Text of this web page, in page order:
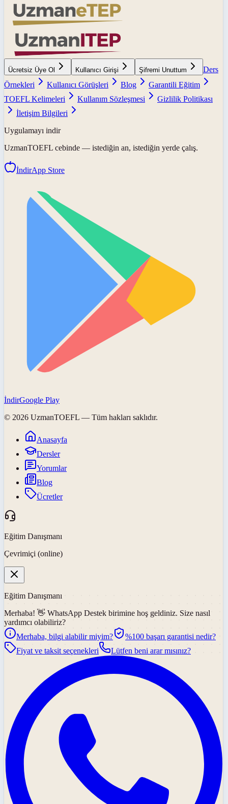
Ücretsiz Üye Ol Kullanıcı Girişi Şifremi Unuttum
Ders
Örnekleri
Kullanıcı Görüşleri Blog
Garantili Eğitim
TOEFL Kelimeleri
Kullanım Sözleşmesi
Gizlilik Politikası
İletişim Bilgileri
Uygulamayı indir
UzmanTOEFL cebinde — istediğin an, istediğin yerde çalış.
İndirApp Store
İndirGoogle Play
© 2026 UzmanTOEFL — Tüm hakları saklıdır.
Anasayfa
Dersler
Yorumlar
Blog
Ücretler
Eğitim Danışmanı
Çevrimiçi (online)
Eğitim Danışmanı
Merhaba! 👋 WhatsApp Destek birimine hoş geldiniz. Size nasıl
yardımcı olabiliriz?
Merhaba, bilgi alabilir miyim?
%100 başarı garantisi nedir?
Fiyat ve taksit seçenekleri
Lütfen beni arar mısınız?